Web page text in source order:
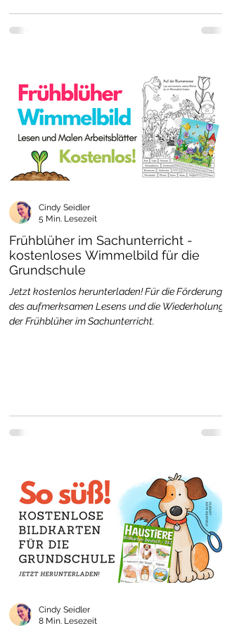
Frühblüher im Sachunterricht -
kostenloses Wimmelbild für die
Grundschule
Jetzt kostenlos herunterladen! Für die Förderung
des aufmerksamen Lesens und die Wiederholung
der Frühblüher im Sachunterricht.
Cindy Seidler
5 Min. Lesezeit
Cindy Seidler
8 Min. Lesezeit